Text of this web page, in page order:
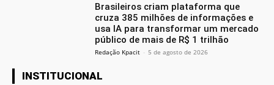
Brasileiros criam plataforma que
cruza 385 milhões de informações e
usa IA para transformar um mercado
público de mais de R$ 1 trilhão
Redação Kpacit - 5 de agosto de 2026
INSTITUCIONAL